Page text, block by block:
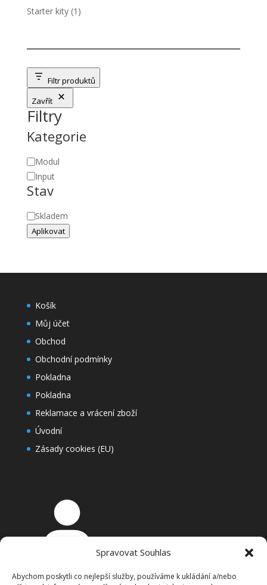
Spravovat Souhlas
Abychom poskytli co nejlepší služby, používáme k ukládání a/nebo
Starter kity 1 1
Filtr produktů
Zavřít
Filtry
Kategorie
Kategorie
Modul
Input
Stav
StavSkladem
Aplikovat
Košík
Můj účet
Obchod
Obchodní podmínky
Pokladna
Pokladna
Reklamace a vrácení zboží
Úvodní
Zásady cookies (EU)
Přihlášení